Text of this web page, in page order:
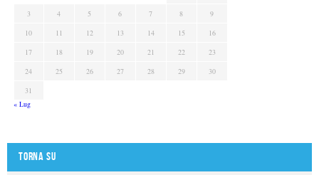
3
4 5 6 7 8
9
10
11 12 13 14 15
16
17
18 19 20 21 22
23
24
25 26 27 28 29
30
31
« Lug
Torna su